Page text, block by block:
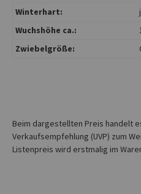
Winterhart:
Wuchshöhe ca.:
Zwiebelgröße:
Beim dargestellten Preis handelt
Verkaufsempfehlung (UVP) zum
Listenpreis wird erstmalig im